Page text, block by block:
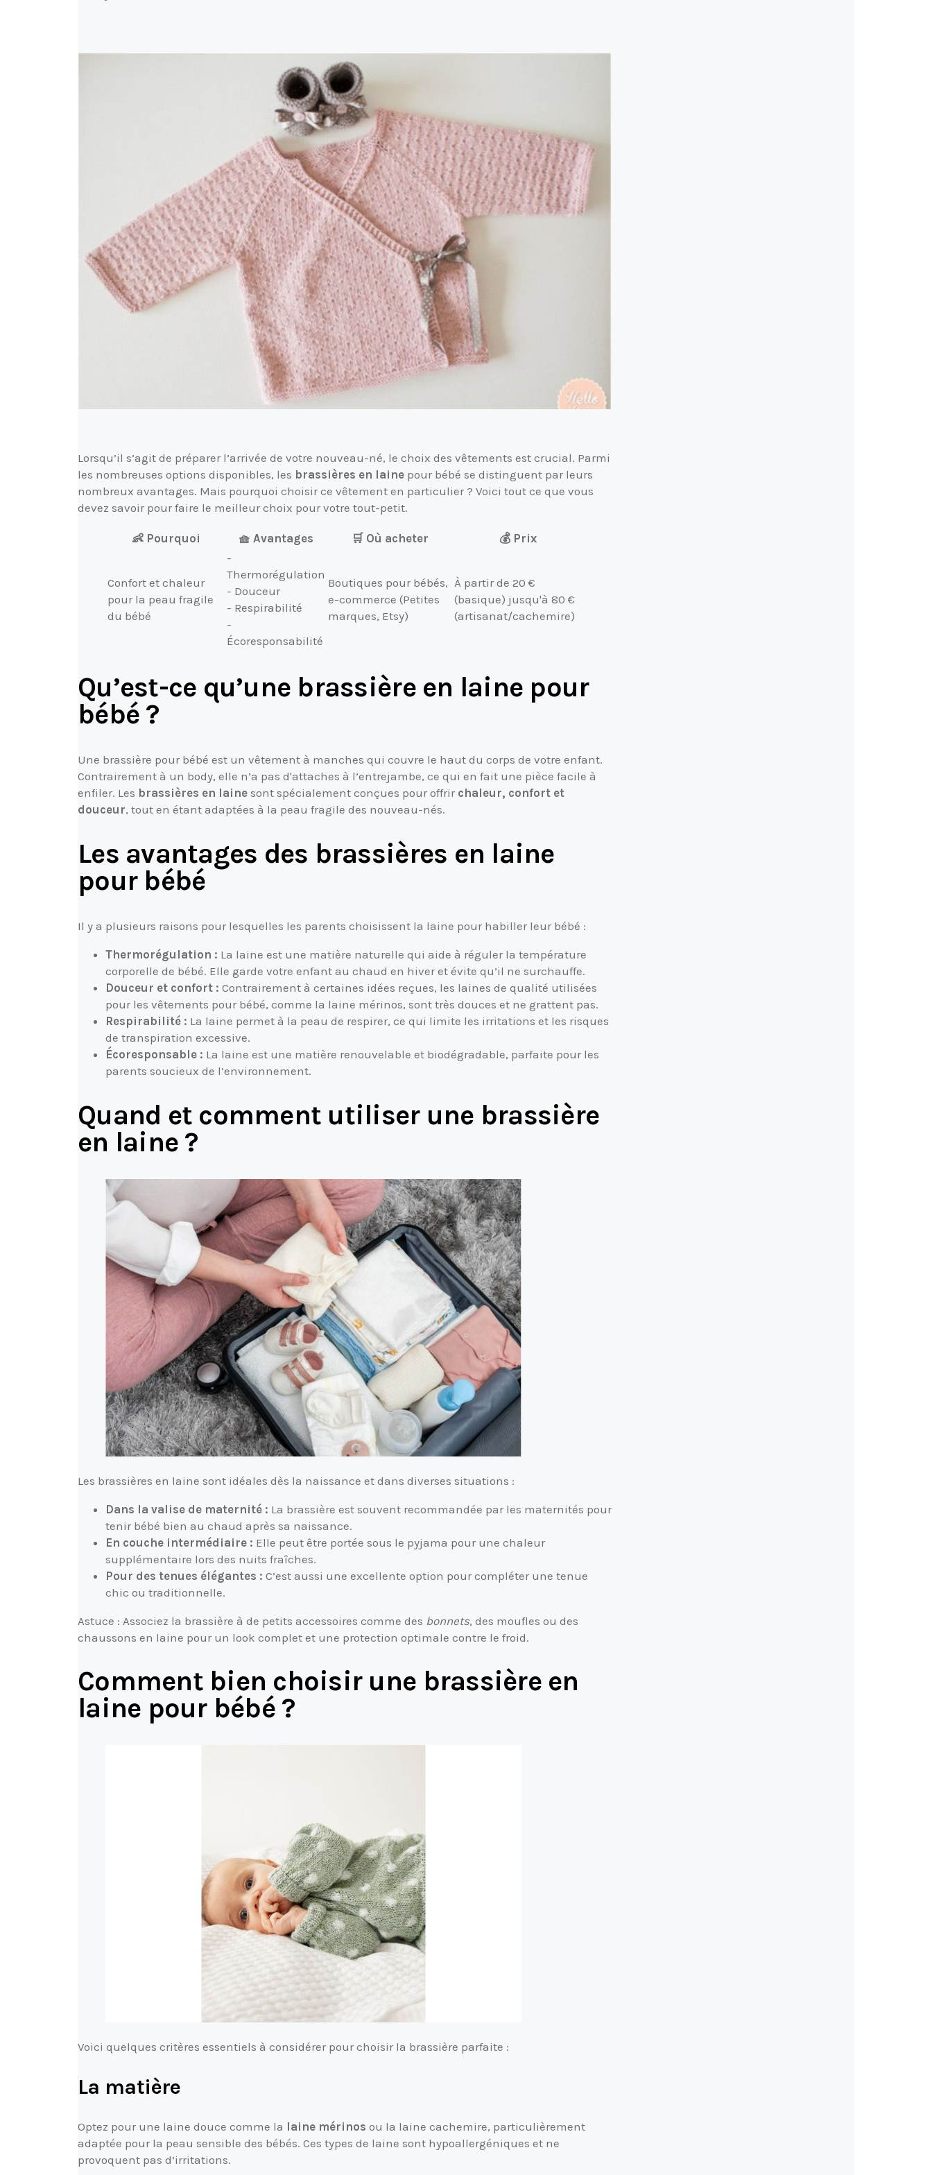
Lorsqu’il s’agit de préparer l’arrivée de votre nouveau-né, le choix des vêtements est crucial. Parmi
les nombreuses options disponibles, les brassières en laine pour bébé se distinguent par leurs
nombreux avantages. Mais pourquoi choisir ce vêtement en particulier ? Voici tout ce que vous
devez savoir pour faire le meilleur choix pour votre tout-petit.
👶 Pourquoi 🧺 Avantages 🛒 Où acheter 💰 Prix
Confort et chaleur
pour la peau fragile
du bébé
-
Thermorégulation
- Douceur
- Respirabilité
-
Écoresponsabilité
Boutiques pour bébés,
e-commerce (Petites
marques, Etsy)
À partir de 20 €
(basique) jusqu'à 80 €
(artisanat/cachemire)
Qu’est-ce qu’une brassière en laine pour
bébé ?
Une brassière pour bébé est un vêtement à manches qui couvre le haut du corps de votre enfant.
Contrairement à un body, elle n’a pas d'attaches à l’entrejambe, ce qui en fait une pièce facile à
enfiler. Les brassières en laine sont spécialement conçues pour offrir chaleur, confort et
douceur, tout en étant adaptées à la peau fragile des nouveau-nés.
Les avantages des brassières en laine
pour bébé
Il y a plusieurs raisons pour lesquelles les parents choisissent la laine pour habiller leur bébé :
Thermorégulation : La laine est une matière naturelle qui aide à réguler la température
corporelle de bébé. Elle garde votre enfant au chaud en hiver et évite qu’il ne surchauffe.
Douceur et confort : Contrairement à certaines idées reçues, les laines de qualité utilisées
pour les vêtements pour bébé, comme la laine mérinos, sont très douces et ne grattent pas.
Respirabilité : La laine permet à la peau de respirer, ce qui limite les irritations et les risques
de transpiration excessive.
Écoresponsable : La laine est une matière renouvelable et biodégradable, parfaite pour les
parents soucieux de l’environnement.
Quand et comment utiliser une brassière
en laine ?
Les brassières en laine sont idéales dès la naissance et dans diverses situations :
Dans la valise de maternité : La brassière est souvent recommandée par les maternités pour
tenir bébé bien au chaud après sa naissance.
En couche intermédiaire : Elle peut être portée sous le pyjama pour une chaleur
supplémentaire lors des nuits fraîches.
Pour des tenues élégantes : C’est aussi une excellente option pour compléter une tenue
chic ou traditionnelle.
Astuce : Associez la brassière à de petits accessoires comme des bonnets, des moufles ou des
chaussons en laine pour un look complet et une protection optimale contre le froid.
Comment bien choisir une brassière en
laine pour bébé ?
Voici quelques critères essentiels à considérer pour choisir la brassière parfaite :
La matière
Optez pour une laine douce comme la laine mérinos ou la laine cachemire, particulièrement
adaptée pour la peau sensible des bébés. Ces types de laine sont hypoallergéniques et ne
provoquent pas d’irritations.